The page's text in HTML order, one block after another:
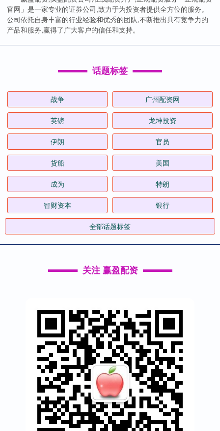
官网」是一家专业的证券公司,致力于为投资者提供全方位的服务。
公司依托自身丰富的行业经验和优秀的团队,不断推出具有竞争力的
产品和服务,赢得了广大客户的信任和支持。
话题标签
战争 广州配资网
英镑 龙坤投资
伊朗 官员
货船 美国
成为 特朗
智财资本 银行
全部话题标签
关注 赢盈配资